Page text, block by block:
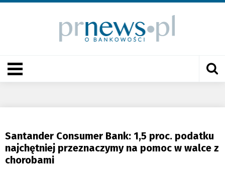
Santander Consumer Bank: 1,5 proc. podatku
najchętniej przeznaczymy na pomoc w walce z
chorobami